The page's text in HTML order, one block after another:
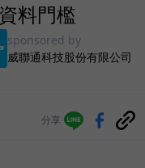
料門檻
sponsored by
威聯通科技股份有限公司
分享